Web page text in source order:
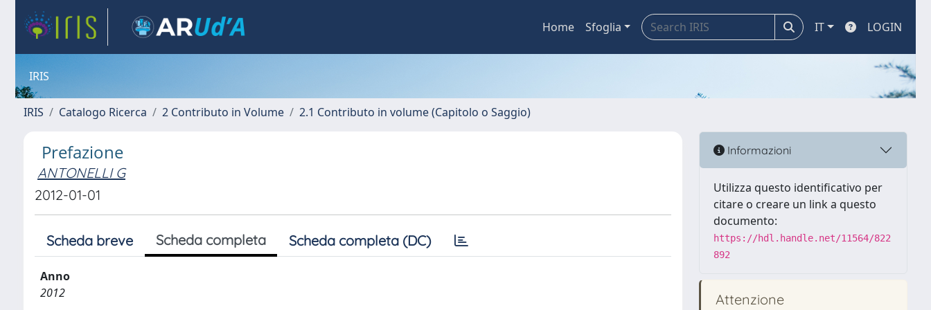
Home Sfoglia IT LOGIN
IRIS
IRIS Catalogo Ricerca 2 Contributo in Volume 2.1 Contributo in volume (Capitolo o Saggio)
Prefazione
ANTONELLI G
2012-01-01
Scheda breve Scheda completa Scheda completa (DC)
Anno
2012
Informazioni
Utilizza questo identificativo per
citare o creare un link a questo
documento:
https://hdl.handle.net/11564/822
892
Attenzione